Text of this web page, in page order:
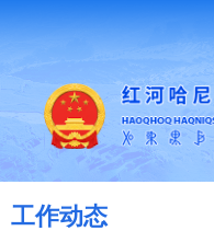
工作动态